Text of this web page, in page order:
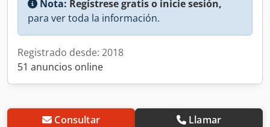
Nota: Regístrese gratis o inicie sesión,
para ver toda la información.
Registrado desde: 2018
51 anuncios online
Consultar Llamar